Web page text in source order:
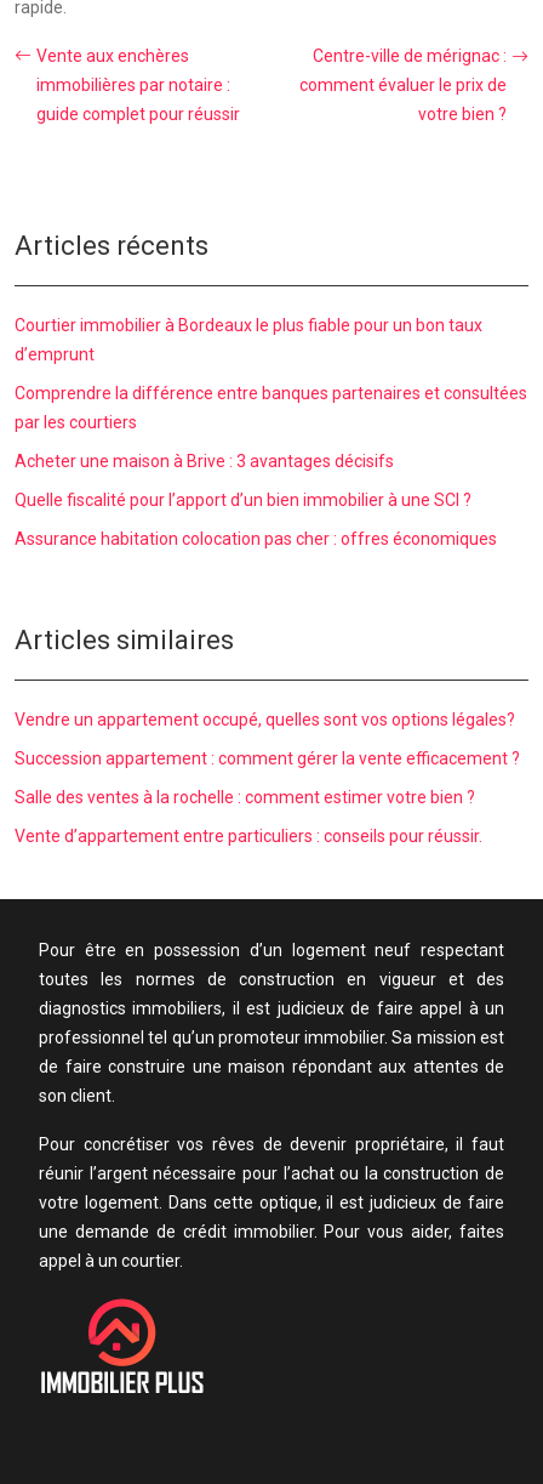
rapide.
Vente aux enchères
immobilières par notaire :
guide complet pour réussir
Centre-ville de mérignac :
comment évaluer le prix de
votre bien ?
Articles récents
Courtier immobilier à Bordeaux le plus fiable pour un bon taux
d’emprunt
Comprendre la différence entre banques partenaires et consultées
par les courtiers
Acheter une maison à Brive : 3 avantages décisifs
Quelle fiscalité pour l’apport d’un bien immobilier à une SCI ?
Assurance habitation colocation pas cher : offres économiques
Articles similaires
Vendre un appartement occupé, quelles sont vos options légales?
Succession appartement : comment gérer la vente efficacement ?
Salle des ventes à la rochelle : comment estimer votre bien ?
Vente d’appartement entre particuliers : conseils pour réussir.
Pour être en possession d’un logement neuf respectant
toutes les normes de construction en vigueur et des
diagnostics immobiliers, il est judicieux de faire appel à un
professionnel tel qu’un promoteur immobilier. Sa mission est
de faire construire une maison répondant aux attentes de
son client.
Pour concrétiser vos rêves de devenir propriétaire, il faut
réunir l’argent nécessaire pour l’achat ou la construction de
votre logement. Dans cette optique, il est judicieux de faire
une demande de crédit immobilier. Pour vous aider, faites
appel à un courtier.